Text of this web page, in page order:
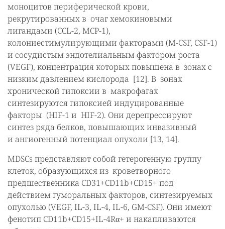
моноцитов периферической крови,
рекрутированных в очаг хемокиновыми
лигандами (CCL-2, MCP-1),
колониестимулирующими факторами (M-CSF, CSF-1)
и сосудистым эндотелиальным фактором роста
(VEGF), концентрация которых повышена в зонах с
низким давлением кислорода [12]. В зонах
хронической гипоксии в макрофагах
синтезируются гипоксией индуцированные
факторы (HIF-1 и HIF-2). Они дерепрессируют
синтез ряда белков, повышающих инвазивный
и ангиогенный потенциал опухоли [13, 14].
MDSCs представляют собой гетерогенную группу
клеток, образующихся из кроветворного
предшественника CD31+CD11b+CD15+ под
действием гуморальных факторов, синтезируемых
опухолью (VEGF, IL-3, IL-4, IL-6, GM-CSF). Они имеют
фенотип CD11b+CD15+IL-4Rα+ и накапливаются